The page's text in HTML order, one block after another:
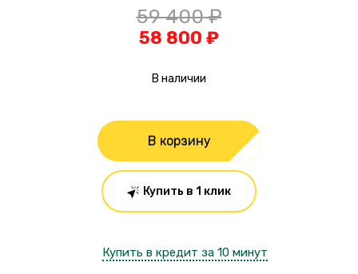
59 400 ₽
58 800 ₽
В наличии
В корзину
Купить в 1 клик
Купить в кредит за 10 минут